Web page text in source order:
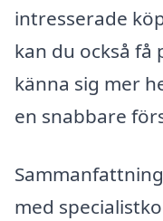
intresserade
kan du också
känna sig mer
en snabbare
med